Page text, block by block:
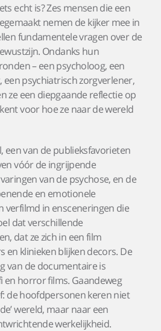
echt is? Zes mensen die een
nemen de kijker mee in
fundamentele vragen over de
Ondanks hun
– een psycholoog, een
een psychiatrisch zorgverlener,
ze een diepgaande reflectie op
voor hoe ze naar de wereld
een van de publieksfavorieten
vóór de ingrijpende
van de psychose, en de
en emotionele
verfilmd in ensceneringen die
dat verschillende
dat ze zich in een film
en klinieken blijken decors. De
van de documentaire is
en horror films. Gaandeweg
de hoofdpersonen keren niet
wereld, maar naar een
werkelijkheid.